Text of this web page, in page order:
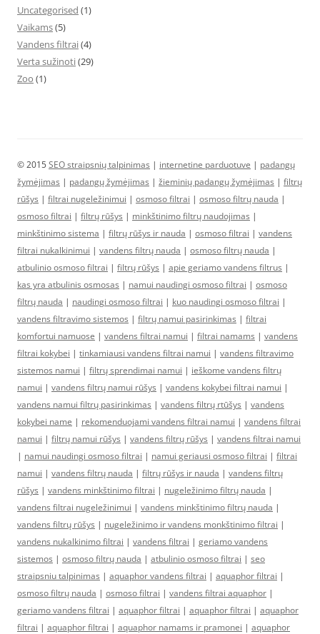
Uncategorised (1)
Vaikams(5)
Vandens filtrai(4)
Verta sužinoti(29)
Zoo (1)
© 2015SEO straipsnių talpinimas | internetine parduotuve | padangų
žymėjimas | padangų žymėjimas | žieminių padangų žymėjimas | filtrų
rūšys | filtrai nugeležinimui | osmoso filtrai | osmoso filtrų nauda |
osmoso filtrai | filtrų rūšys | minkštinimo filtrų naudojimas |
minkštinimo sistema | filtrų rūšys ir nauda | osmoso filtrai | vandens
filtrai nukalkinimui | vandens filtrų nauda | osmoso filtrų nauda |
atbulinio osmoso filtrai | filtrų rūšys | apie geriamo vandens filtrus |
kas yra atbulinis osmosas | namui naudingi osmoso filtrai | osmoso
filtrų nauda | naudingi osmoso filtrai | kuo naudingi osmoso filtrai |
vandens filtravimo sistemos | filtrų namui pasirinkimas | filtrai
komfortui namuose | vandens filtrai namui | filtrai namams | vandens
filtrai kokybei | tinkamiausi vandens filtrai namui | vandens filtravimo
sistemos namui | filtrų sprendimai namui | ieškome vandens filtrų
namui | vandens filtrų namui rūšys | vandens kokybei filtrai namui |
vandens namui filtrų pasirinkimas | vandens filtrų rtūšys | vandens
kokybei name | rekomenduojami vandens filtrai namui | vandens filtrai
namui | filtrų namui rūšys | vandens filtrų rūšys | vandens filtrai namui
| namui naudingi osmoso filtrai | namui geriausi osmoso filtrai | filtrai
namui | vandens filtrų nauda | filtrų rūšys ir nauda | vandens filtrų
rūšys | vandens minkštinimo filtrai | nugeležinimo filtrų nauda |
vandens filtrai nugeležinimui | vandens minkštinimo filtrų nauda |
vandens filtrų rūšys | nugeležinimo ir vandens monkštinimo filtrai |
vandens nukalkinimo filtrai | vandens filtrai | geriamo vandens
sistemos | osmoso filtrų nauda | atbulinio osmoso filtrai | seo
straipsniu talpinimas | aquaphor vandens filtrai | aquaphor filtrai |
osmoso filtrų nauda | osmoso filtrai | vandens filtrai aquaphor |
geriamo vandens filtrai | aquaphor filtrai | aquaphor filtrai | aquaphor
filtrai | aquaphor filtrai | aquaphor namams ir pramonei | aquaphor